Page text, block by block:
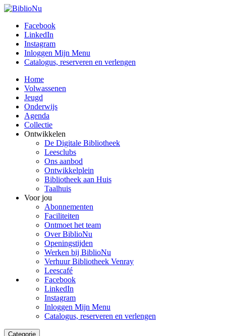
Facebook
LinkedIn
Instagram
Inloggen Mijn Menu
Catalogus, reserveren en verlengen
Home
Volwassenen
Jeugd
Onderwijs
Agenda
Collectie
Ontwikkelen
De Digitale Bibliotheek
Leesclubs
Ons aanbod
Ontwikkelplein
Bibliotheek aan Huis
Taalhuis
Voor jou
Abonnementen
Faciliteiten
Ontmoet het team
Over BiblioNu
Openingstijden
Werken bij BiblioNu
Verhuur Bibliotheek Venray
Leescafé
Facebook
LinkedIn
Instagram
Inloggen Mijn Menu
Catalogus, reserveren en verlengen
Categorie